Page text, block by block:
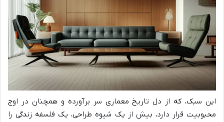
این سبک، که از دل تاریخ معماری سر برآورده و همچنان در اوج
محبوبیت قرار دارد، بیش از یک شیوه طراحی، یک فلسفه زندگی را